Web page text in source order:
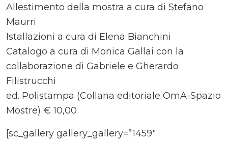
Allestimento della mostra a cura di Stefano
Maurri
Istallazioni a cura di Elena Bianchini
Catalogo a cura di Monica Gallai con la
collaborazione di Gabriele e Gherardo
Filistrucchi
ed. Polistampa (Collana editoriale OmA-Spazio
Mostre) € 10,00
[sc_gallery gallery_gallery=”1459″